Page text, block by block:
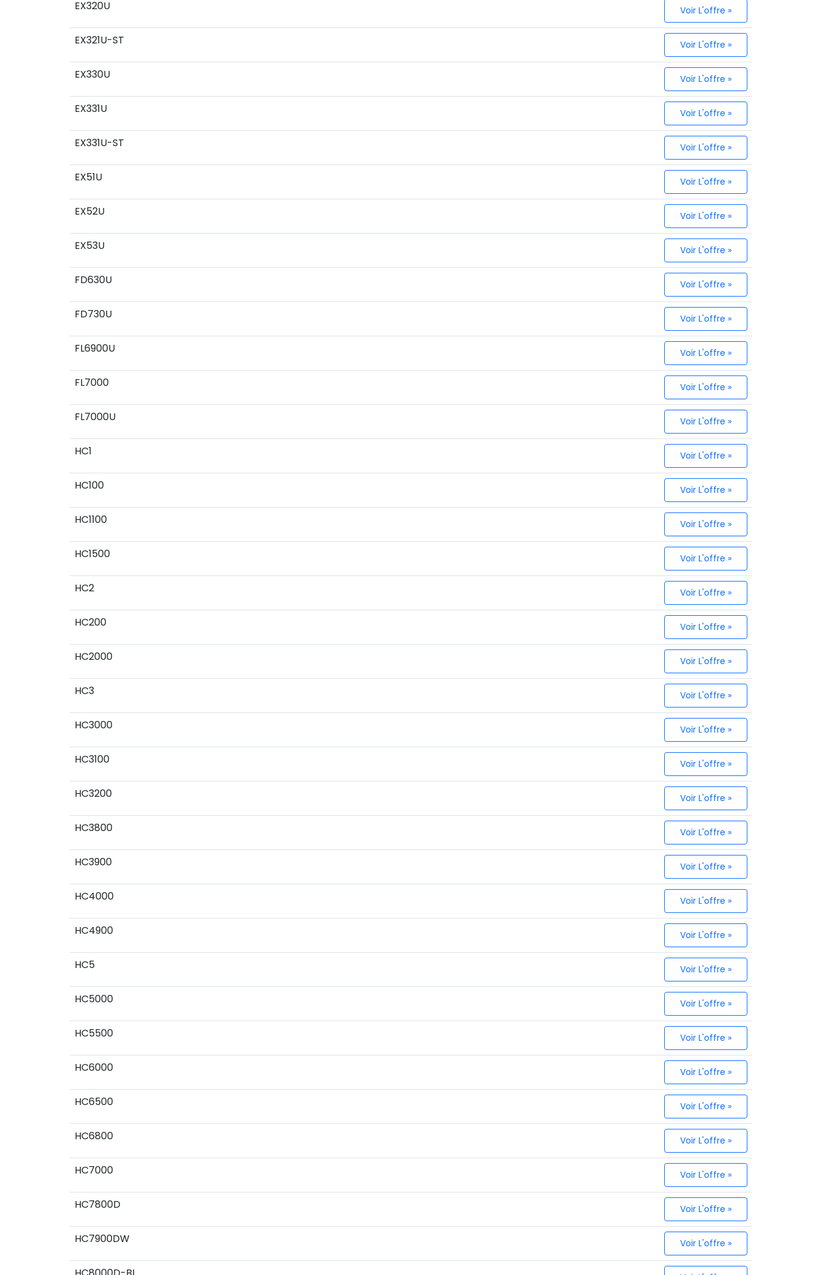
EX320U Voir L'offre »
EX321U-ST Voir L'offre »
EX330U Voir L'offre »
EX331U Voir L'offre »
EX331U-ST Voir L'offre »
EX51U Voir L'offre »
EX52U Voir L'offre »
EX53U Voir L'offre »
FD630U Voir L'offre »
FD730U Voir L'offre »
FL6900U Voir L'offre »
FL7000 Voir L'offre »
FL7000U Voir L'offre »
HC1 Voir L'offre »
HC100 Voir L'offre »
HC1100 Voir L'offre »
HC1500 Voir L'offre »
HC2 Voir L'offre »
HC200 Voir L'offre »
HC2000 Voir L'offre »
HC3 Voir L'offre »
HC3000 Voir L'offre »
HC3100 Voir L'offre »
HC3200 Voir L'offre »
HC3800 Voir L'offre »
HC3900 Voir L'offre »
HC4000 Voir L'offre »
HC4900 Voir L'offre »
HC5 Voir L'offre »
HC5000 Voir L'offre »
HC5500 Voir L'offre »
HC6000 Voir L'offre »
HC6500 Voir L'offre »
HC6800 Voir L'offre »
HC7000 Voir L'offre »
HC7800D Voir L'offre »
HC7900DW Voir L'offre »